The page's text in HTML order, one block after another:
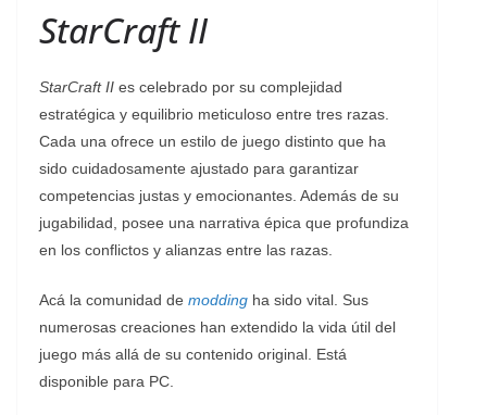
StarCraft II
StarCraft II es celebrado por su complejidad
estratégica y equilibrio meticuloso entre tres razas.
Cada una ofrece un estilo de juego distinto que ha
sido cuidadosamente ajustado para garantizar
competencias justas y emocionantes. Además de su
jugabilidad, posee una narrativa épica que profundiza
en los conflictos y alianzas entre las razas.
Acá la comunidad de modding ha sido vital. Sus
numerosas creaciones han extendido la vida útil del
juego más allá de su contenido original. Está
disponible para PC.